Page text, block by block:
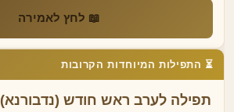
📖 לחץ לאמירה
⏳ התפילות המיוחדות הקרובות
תפילה לערב ראש חודש (נדבורנא)